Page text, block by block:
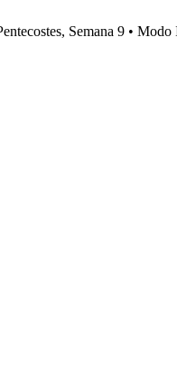
Semana 9 • Modo